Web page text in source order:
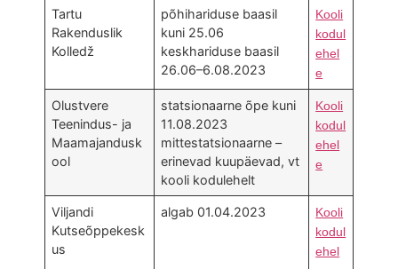
Tartu
Rakenduslik
Kolledž
põhihariduse baasil
kuni 25.06
keskhariduse baasil
26.06–6.08.2023
Kooli
kodul
ehel
e
Olustvere
Teenindus- ja
Maamajandusk
ool
statsionaarne õpe kuni
11.08.2023
mittestatsionaarne –
erinevad kuupäevad, vt
kooli kodulehelt
Kooli
kodul
ehel
e
Viljandi
Kutseõppekesk
us
algab 01.04.2023
Kooli
kodul
ehel